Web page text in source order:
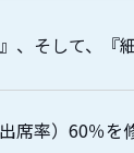
、そして、『
席率）60％